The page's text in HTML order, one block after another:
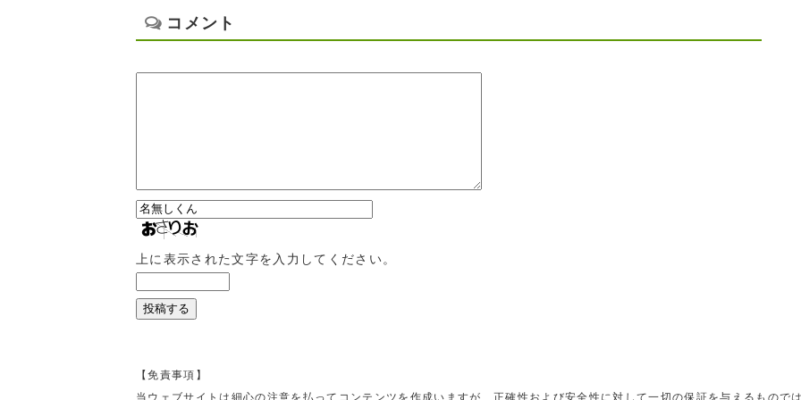
コメント
上に表示された文字を入力してください。
【免責事項】
当ウェブサイトは細心の注意を払ってコンテンツを作成いますが、正確性および安全性に対して一切の保証を与えるもので